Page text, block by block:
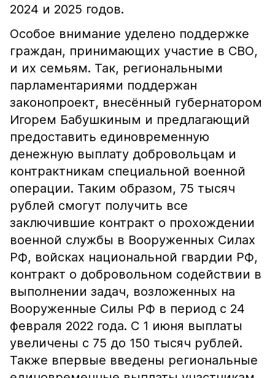
2024 и 2025 годов.
Особое внимание уделено поддержке
граждан, принимающих участие в СВО,
и их семьям. Так, региональными
парламентариями поддержан
законопроект, внесённый губернатором
Игорем Бабушкиным и предлагающий
предоставить единовременную
денежную выплату добровольцам и
контрактникам специальной военной
операции. Таким образом, 75 тысяч
рублей смогут получить все
заключившие контракт о прохождении
военной службы в Вооруженных Силах
РФ, войсках национальной гвардии РФ,
контракт о добровольном содействии в
выполнении задач, возложенных на
Вооруженные Силы РФ в период с 24
февраля 2022 года. C 1 июня выплаты
увеличены с 75 до 150 тысяч рублей.
Также впервые введены региональные